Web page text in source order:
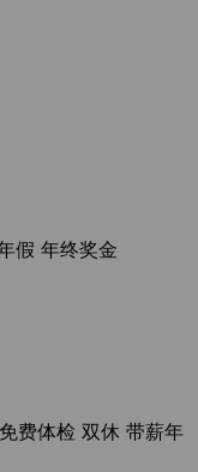
假 年终奖金
免费体检 双休 带薪年